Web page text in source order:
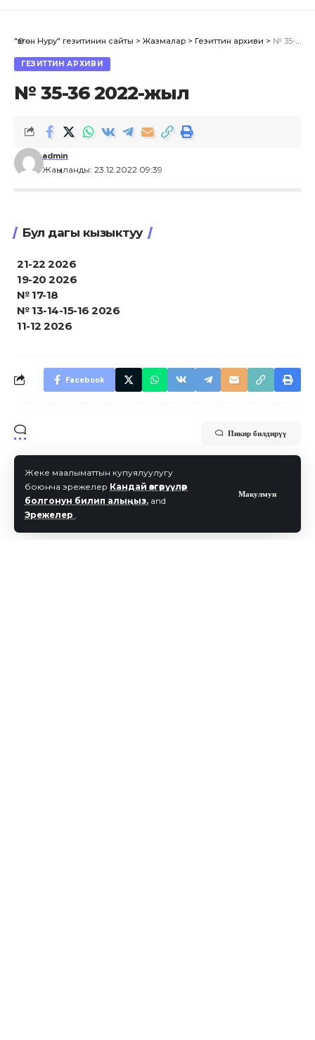
Жеке маалыматтын купуялуулугу
боюнча эрежелер Кандай өзгөрүүлөр
болгонун билип алыңыз. and
Эрежелер .
Макулмун
"Өзгөн Нуру" гезитинин сайты > Жазмалар > Гезиттин архиви > № 35-36 2022-жыл
ГЕЗИТТИН АРХИВИ
№ 35-36 2022-жыл
Жаңыланды: 23.12.2022 09:39
admin
Бул дагы кызыктуу
21-22 2026
19-20 2026
№ 17-18
№ 13-14-15-16 2026
11-12 2026
Facebook
Пикир билдирүү